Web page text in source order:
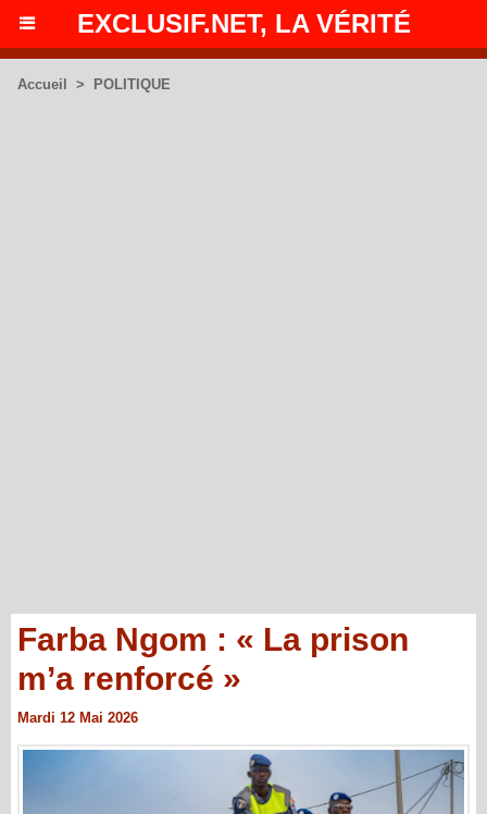
EXCLUSIF.NET, LA VÉRITÉ
Accueil > POLITIQUE
Farba Ngom : « La prison
m’a renforcé »
Mardi 12 Mai 2026